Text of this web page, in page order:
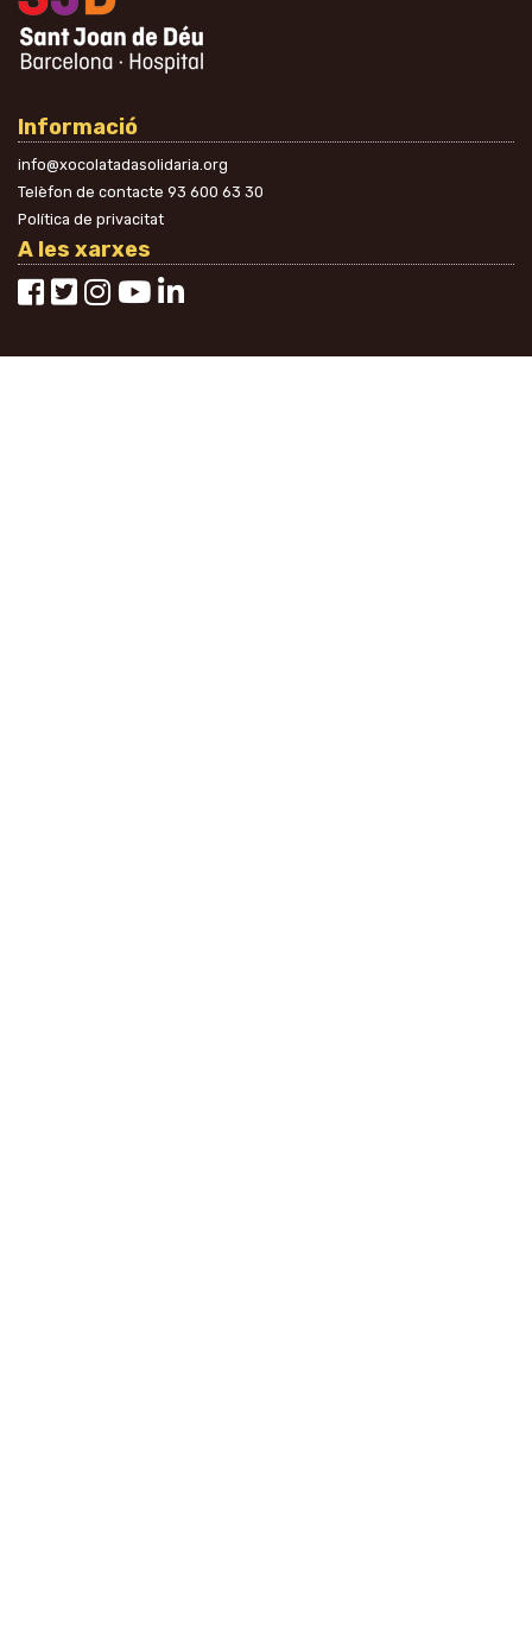
Informació
info@xocolatadasolidaria.org
Telèfon de contacte 93 600 63 30
Política de privacitat
A les xarxes